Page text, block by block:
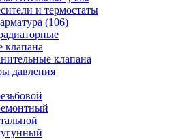
и термостаты
(106)
клапана
клапана
давления